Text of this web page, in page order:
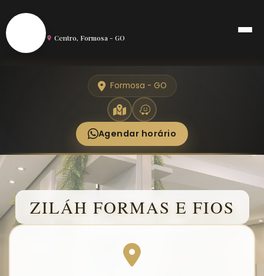
Centro, Formosa - GO
Formosa - GO
Agendar horário
ZILÁH FORMAS E FIOS